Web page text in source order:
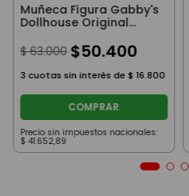
Muñeca Figura Gabby's
Dollhouse Original
23cm Con Vincha
$ 63.000 $50.400
3 cuotas sin interés de $16.800
COMPRAR
Precio sin impuestos nacionales:
$ 41.652,89